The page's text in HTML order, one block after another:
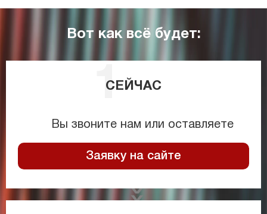
Вот как всё будет:
СЕЙЧАС
Вы звоните нам или оставляете
Заявку на сайте